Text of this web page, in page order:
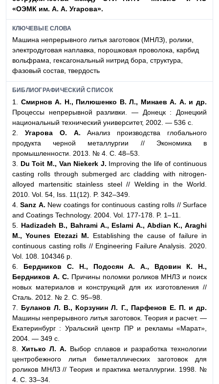
«ОЭМК им. А. А. Угарова».
КЛЮЧЕВЫЕ СЛОВА
Машина непрерывного литья заготовок (МНЛЗ), ролики,
электродуговая наплавка, порошковая проволока, карбид
вольфрама, гексагональный нитрид бора, структура,
фазовый состав, твердость
БИБЛИОГРАФИЧЕСКИЙ СПИСОК
1. Смирнов А. Н., Пилюшенко В. Л., Минаев А. А. и др.
Процессы непрерывной разливки. — Донецк : Донецкий
национальный технический университет, 2002. — 536 с.
2. Угарова О. А. Анализ производства глобального
продукта черной металлургии // Экономика в
промышленности. 2013. № 4. С. 48–53.
3. Du Toit M., Van Niekerk J. Improving the life of continuous
casting rolls through submerged arc cladding with nitrogen-
alloyed martensitic stainless steel // Welding in the World.
2010. Vol. 54, Iss. 11(12). P. 342–349.
4.Sanz А. New coatings for continuous casting rolls // Surface
and Coatings Technology. 2004. Vol. 177-178. P. 1–11.
5. Hadizadeh B., Bahrami A., Eslami A., Abdian K., Araghi
M., Younes Etezazi M. Establishing the cause of failure in
continuous casting rolls // Engineering Failure Analysis. 2020.
Vol. 108. 104346 p.
6.
Бердников С. Н., Подосян А. А., Вдовин К. Н.,
Бердников А. С. Причины поломки роликов МНЛЗ и поиск
новых материалов и конструкций для их изготовления //
Сталь. 2012. № 2. С. 95–98.
7.
Буланов Л. В., Корзунин Л. Г., Парфенов Е. П. и др.
Машины непрерывного литья заготовок. Теория и расчет. —
Екатеринбург : Уральский центр ПР и рекламы «Марат»,
2004. — 349 с.
8. Хитько Л. А. Выбор сплавов и разработка технологии
центробежного литья биметаллических заготовок для
роликов МНЛЗ // Теория и практика металлургии. 1998. №
4. С. 33–34.